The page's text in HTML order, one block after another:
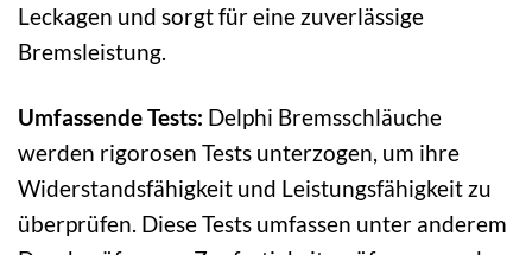
Leckagen und sorgt für eine zuverlässige
Bremsleistung.
Umfassende Tests: Delphi Bremsschläuche
werden rigorosen Tests unterzogen, um ihre
Widerstandsfähigkeit und Leistungsfähigkeit zu
überprüfen. Diese Tests umfassen unter anderem